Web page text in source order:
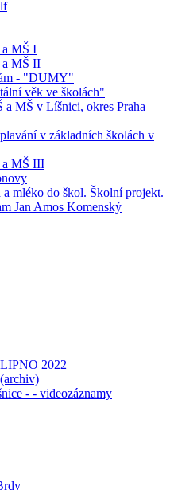
a MŠ I
a MŠ II
- "DUMY"
věk ve školách"
a MŠ v Líšnici, okres Praha –
v základních školách v
a MŠ III
a mléko do škol. Školní projekt.
Jan Amos Komenský
2022
- - videozáznamy